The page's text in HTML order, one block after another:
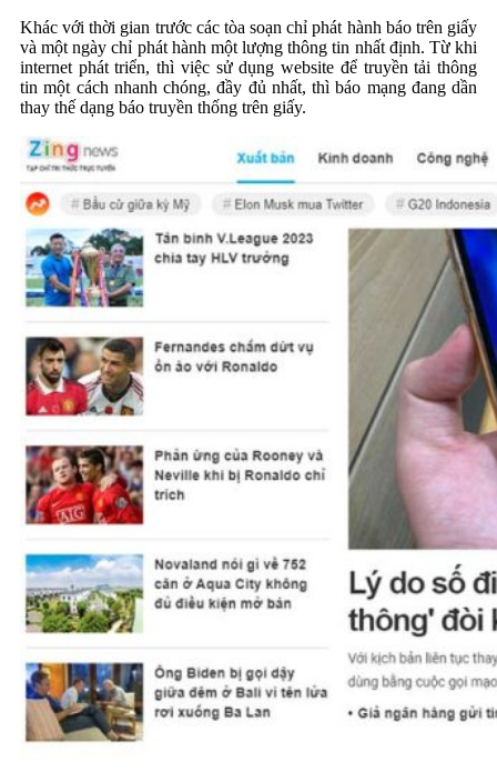
Khác với thời gian trước các tòa soạn chỉ phát hành báo trên giấy
và một ngày chỉ phát hành một lượng thông tin nhất định. Từ khi
internet phát triển, thì việc sử dụng website để truyền tải thông
tin một cách nhanh chóng, đầy đủ nhất, thì báo mạng đang dần
thay thế dạng báo truyền thống trên giấy.